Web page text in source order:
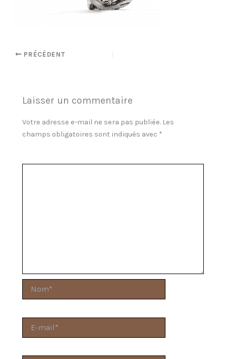
PRÉCÉDENT
Laisser un commentaire
Votre adresse e-mail ne sera pas publiée. Les
champs obligatoires sont indiqués avec *
mail*